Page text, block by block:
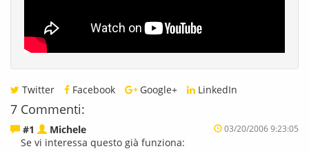
Twitter Facebook Google+ LinkedIn
7 Commenti:
#1 Michele 03/20/2006 9:23:05
Se vi interessa questo già funziona: